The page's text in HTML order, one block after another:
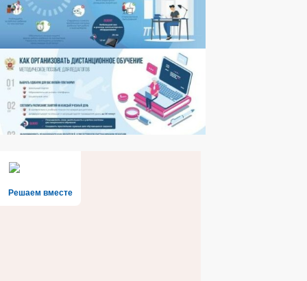
Решаем вместе